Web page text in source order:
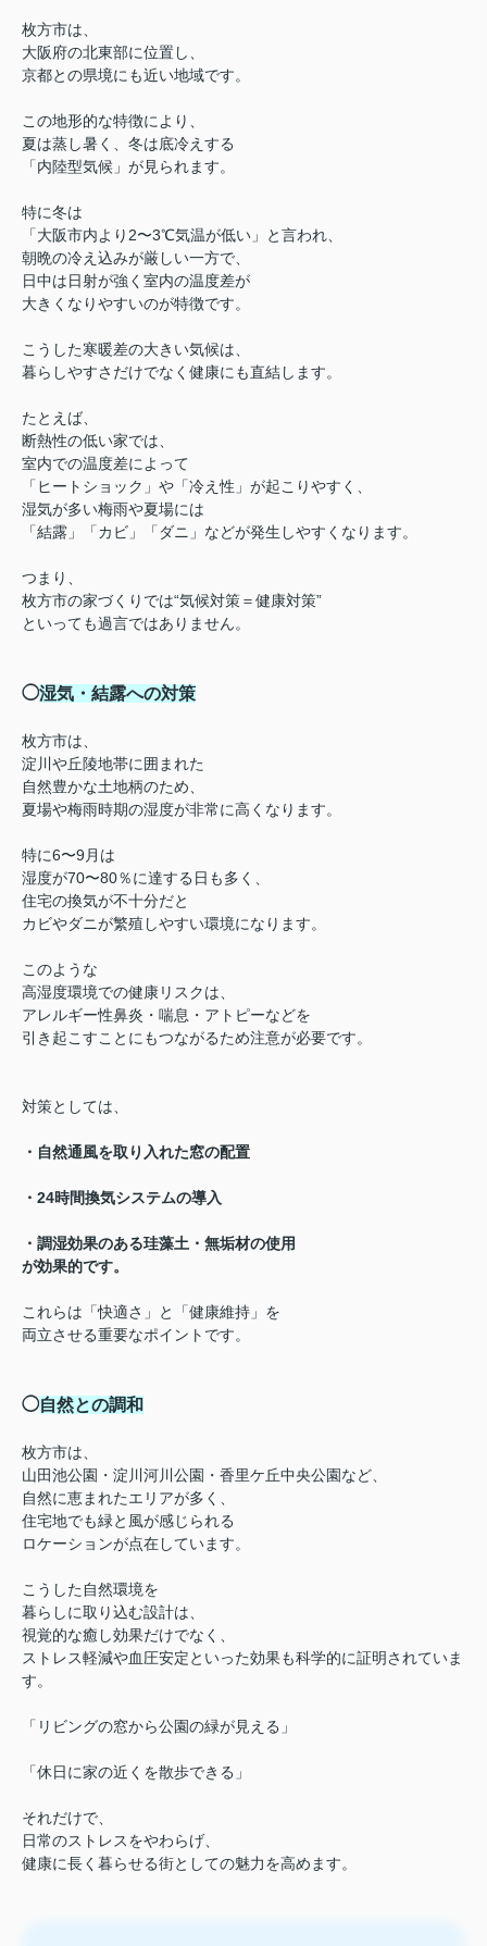
枚方市は、
大阪府の北東部に位置し、
京都との県境にも近い地域です。
この地形的な特徴により、
夏は蒸し暑く、冬は底冷えする
「内陸型気候」が見られます。
特に冬は
「大阪市内より2〜3℃気温が低い」と言われ、
朝晩の冷え込みが厳しい一方で、
日中は日射が強く室内の温度差が
大きくなりやすいのが特徴です。
こうした寒暖差の大きい気候は、
暮らしやすさだけでなく健康にも直結します。
たとえば、
断熱性の低い家では、
室内での温度差によって
「ヒートショック」や「冷え性」が起こりやすく、
湿気が多い梅雨や夏場には
「結露」「カビ」「ダニ」などが発生しやすくなります。
つまり、
枚方市の家づくりでは“気候対策＝健康対策”
といっても過言ではありません。
◯湿気・結露への対策
枚方市は、
淀川や丘陵地帯に囲まれた
自然豊かな土地柄のため、
夏場や梅雨時期の湿度が非常に高くなります。
特に6〜9月は
湿度が70〜80％に達する日も多く、
住宅の換気が不十分だと
カビやダニが繁殖しやすい環境になります。
このような
高湿度環境での健康リスクは、
アレルギー性鼻炎・喘息・アトピーなどを
引き起こすことにもつながるため注意が必要です。
対策としては、
・自然通風を取り入れた窓の配置
・24時間換気システムの導入
・調湿効果のある珪藻土・無垢材の使用
が効果的です。
これらは「快適さ」と「健康維持」を
両立させる重要なポイントです。
◯自然との調和
枚方市は、
山田池公園・淀川河川公園・香里ケ丘中央公園など、
自然に恵まれたエリアが多く、
住宅地でも緑と風が感じられる
ロケーションが点在しています。
こうした自然環境を
暮らしに取り込む設計は、
視覚的な癒し効果だけでなく、
ストレス軽減や血圧安定といった効果も科学的に証明されていま
す。
「リビングの窓から公園の緑が見える」
「休日に家の近くを散歩できる」
それだけで、
日常のストレスをやわらげ、
健康に長く暮らせる街としての魅力を高めます。